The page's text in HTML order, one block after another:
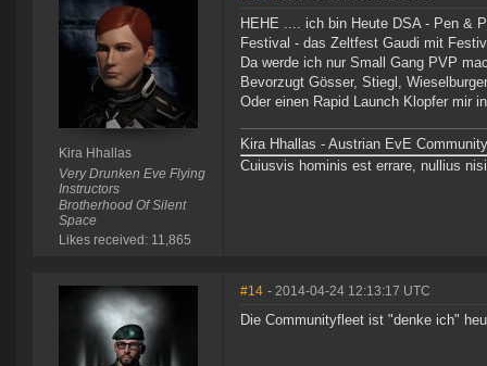
Kira Hhallas
Very Drunken Eve Flying
Instructors
Brotherhood Of Silent
Space
Likes received: 11,865
HEHE .... ich bin Heute DSA - Pen &
Festival - das Zeltfest Gaudi mit
Da werde ich nur Small Gang PVP
Bevorzugt Gösser, Stiegl,
Oder einen Rapid Launch Klopfer mir
Kira Hhallas - Austrian EvE
Cuiusvis hominis est errare, nullius
#14 - 2014-04-24 12:13:17 UTC
Die Communityfleet ist "denke ich"